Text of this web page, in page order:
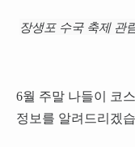
장생포 수국 축제 관
6월 주말 나들이 코
정보를 알려드리겠